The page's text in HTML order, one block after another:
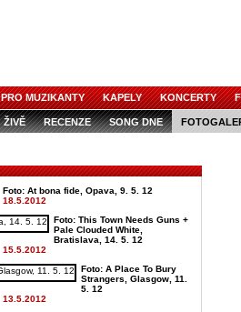
PRO MUZIKANTY KAPELY KONCERTY
ŽIVĚ RECENZE SONG DNE
Foto: At bona fide, Opava, 9. 5. 12
18.5.2012
Foto: This Town Needs Guns +
Pale Clouded White,
Bratislava, 14. 5. 12
15.5.2012
Foto: A Place To Bury
Strangers, Glasgow, 11.
5. 12
13.5.2012